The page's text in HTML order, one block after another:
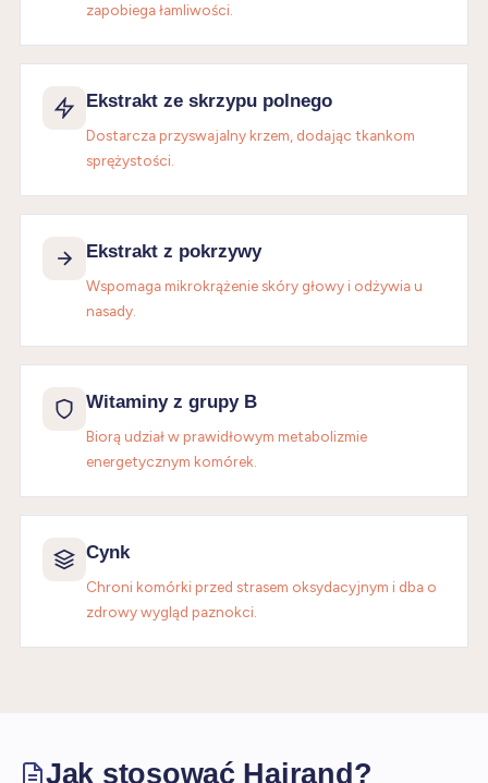
zapobiega łamliwości.
Ekstrakt ze skrzypu polnego
Dostarcza przyswajalny krzem, dodając tkankom
sprężystości.
Ekstrakt z pokrzywy
Wspomaga mikrokrążenie skóry głowy i odżywia u
nasady.
Witaminy z grupy B
Biorą udział w prawidłowym metabolizmie
energetycznym komórek.
Cynk
Chroni komórki przed strasem oksydacyjnym i dba o
zdrowy wygląd paznokci.
Jak stosować Hairand?